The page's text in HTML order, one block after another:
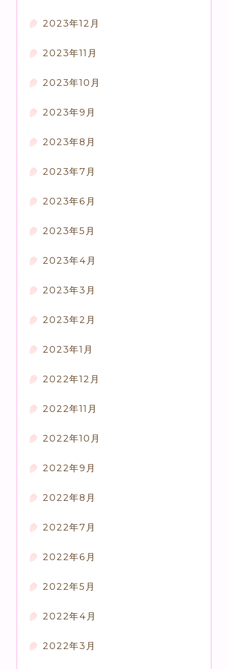
2023年12月
2023年11月
2023年10月
2023年9月
2023年8月
2023年7月
2023年6月
2023年5月
2023年4月
2023年3月
2023年2月
2023年1月
2022年12月
2022年11月
2022年10月
2022年9月
2022年8月
2022年7月
2022年6月
2022年5月
2022年4月
2022年3月